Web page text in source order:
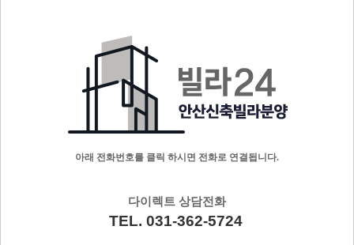
아래 전화번호를 클릭 하시면 전화로 연결됩니다.
다이렉트 상담전화
TEL. 031-362-5724